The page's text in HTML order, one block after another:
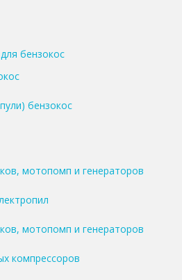
бензокос
бензокос
мотопомп и генераторов
мотопомп и генераторов
компрессоров